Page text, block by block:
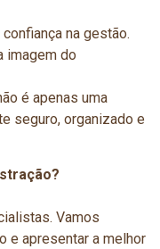
na gestão.
imagem do
é apenas uma
seguro, organizado e
Vamos
e apresentar a melhor